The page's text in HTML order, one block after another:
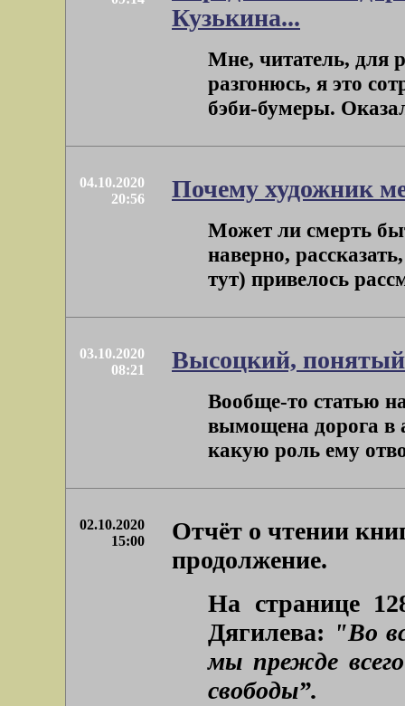
Кузькина...
Мне, читатель, для
разгонюсь, я это
бэби-бумеры.
04.10.2020
20:56
Почему художник
Может ли смерть
наверно,
тут) привелось
03.10.2020
08:21
Высоцкий, понятый
Вообще-то статью
вымощена дорога в
какую роль ему
02.10.2020
15:00
Отчёт о чтении
продолжение.
На странице
Дягилева: "Во
мы прежде
свободы”.